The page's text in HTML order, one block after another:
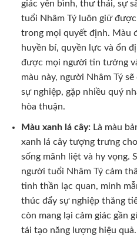
giác yên bình, thư thái, sự
tuổi Nhâm Tý luôn giữ
trong mọi quyết định. Màu
huyền bí, quyền lực và ổn
được mọi người tin tưởng
màu này, người Nhâm Tý
sự nghiệp, gặp nhiều quý
hòa thuận.
Màu xanh lá cây:Là màu
xanh lá cây tượng trưng
sống mãnh liệt và hy vọng.
người tuổi Nhâm Tý cảm
tinh thần lạc quan, minh
thúc đẩy sự nghiệp thăng
còn mang lại cảm giác gần
tái tạo năng lượng hiệu